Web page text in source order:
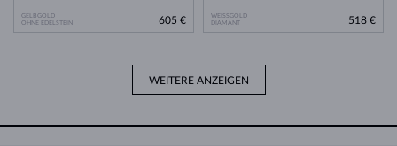
GELBGOLD
OHNE EDELSTEIN
605 €
WEISSGOLD
DIAMANT
518 €
WEITERE ANZEIGEN